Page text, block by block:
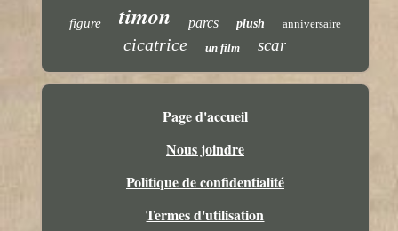
figure timon parcs plush anniversaire
cicatrice un film scar
Page d'accueil
Nous joindre
Politique de confidentialité
Termes d'utilisation